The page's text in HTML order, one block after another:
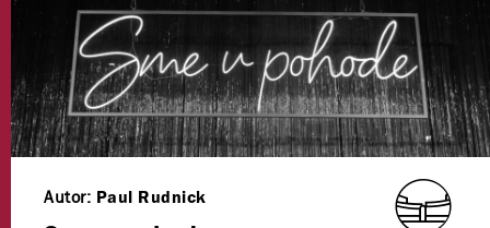
Autor: Paul Rudnick